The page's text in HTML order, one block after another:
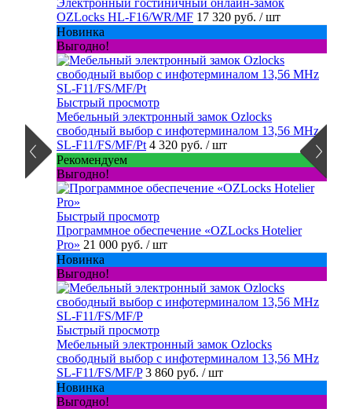
OZLocks HL-F16/WR/MF 17 320 руб. / шт
Новинка
Выгодно!
Быстрый просмотр
Мебельный электронный замок Ozlocks
свободный выбор с инфотерминалом 13,56 MHz
SL-F11/FS/MF/Pt 4 320 руб. / шт
Рекомендуем
Выгодно!
Быстрый просмотр
Программное обеспечение «OZLocks Hotelier
Pro» 21 000 руб. / шт
Новинка
Выгодно!
Быстрый просмотр
Мебельный электронный замок Ozlocks
свободный выбор с инфотерминалом 13,56 MHz
SL-F11/FS/MF/P 3 860 руб. / шт
Новинка
Выгодно!